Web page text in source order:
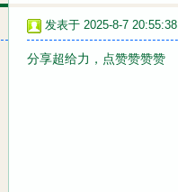
发表于 2025-8-7 20:55:38
分享超给力，点赞赞赞赞